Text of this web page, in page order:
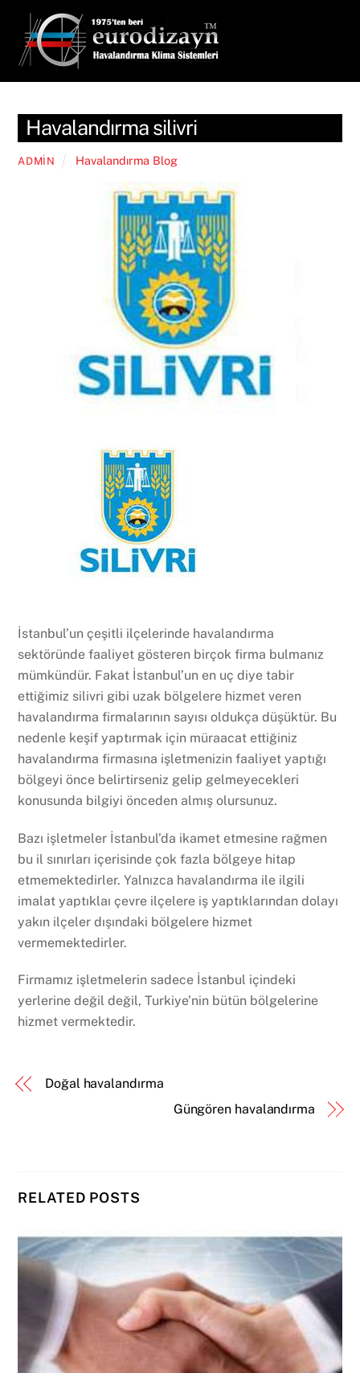
content
Havalandırma silivri
ADMIN Havalandırma Blog
İstanbul’un çeşitli ilçelerinde havalandırma
sektöründe faaliyet gösteren birçok firma bulmanız
mümkündür. Fakat İstanbul’un en uç diye tabir
ettiğimiz silivri gibi uzak bölgelere hizmet veren
havalandırma firmalarının sayısı oldukça düşüktür. Bu
nedenle keşif yaptırmak için müraacat ettiğiniz
havalandırma firmasına işletmenizin faaliyet yaptığı
bölgeyi önce belirtirseniz gelip gelmeyecekleri
konusunda bilgiyi önceden almış olursunuz.
Bazı işletmeler İstanbul’da ikamet etmesine rağmen
bu il sınırları içerisinde çok fazla bölgeye hitap
etmemektedirler. Yalnızca havalandırma ile ilgili
imalat yaptıklaı çevre ilçelere iş yaptıklarından dolayı
yakın ilçeler dışındaki bölgelere hizmet
vermemektedirler.
Firmamız işletmelerin sadece İstanbul içindeki
yerlerine değil değil, Turkiye’nin bütün bölgelerine
hizmet vermektedir.
Doğal havalandırma
Güngören havalandırma
RELATED POSTS